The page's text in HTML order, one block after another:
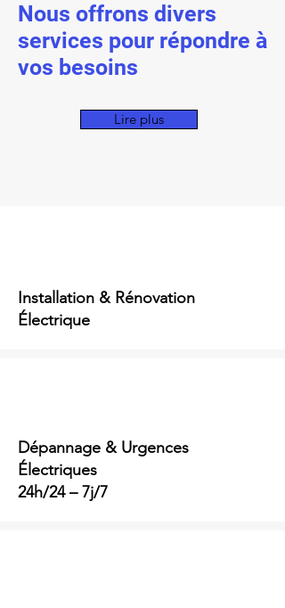
Nous offrons divers
services pour répondre à
vos besoins
Lire plus
Installation & Rénovation
Électrique
Dépannage & Urgences
Électriques
24h/24 – 7j/7